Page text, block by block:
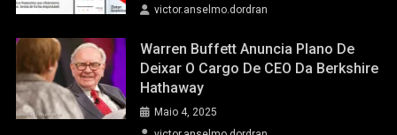
victor.anselmo.dordran
Warren Buffett Anuncia Plano De
Deixar O Cargo De CEO Da Berkshire
Hathaway
Maio 4, 2025